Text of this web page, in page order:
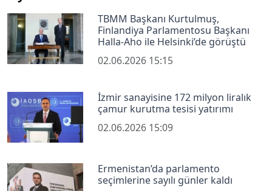
TBMM Başkanı Kurtulmuş,
Finlandiya Parlamentosu Başkanı
Halla-Aho ile Helsinki’de görüştü
02.06.2026 15:15
İzmir sanayisine 172 milyon liralık
çamur kurutma tesisi yatırımı
02.06.2026 15:09
Ermenistan’da parlamento
seçimlerine sayılı günler kaldı